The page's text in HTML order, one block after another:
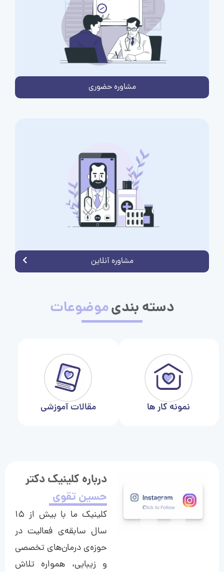
مشاوره حضوری
مشاوره آنلاین
دسته بندیموضوعات
نمونه کار ها مقالات آموزشی
درباره کلینیک دکتر
حسین تقوی
کلینیک ما با بیش از ۱۵
سال سابقه‌ی فعالیت در
حوزه‌ی درمان‌های تخصصی
و زیبایی، همواره تلاش